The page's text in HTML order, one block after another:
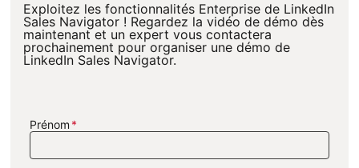
Exploitez les fonctionnalités Enterprise de LinkedIn
Sales Navigator ! Regardez la vidéo de démo dès
maintenant et un expert vous contactera
prochainement pour organiser une démo de
LinkedIn Sales Navigator.
Prénom